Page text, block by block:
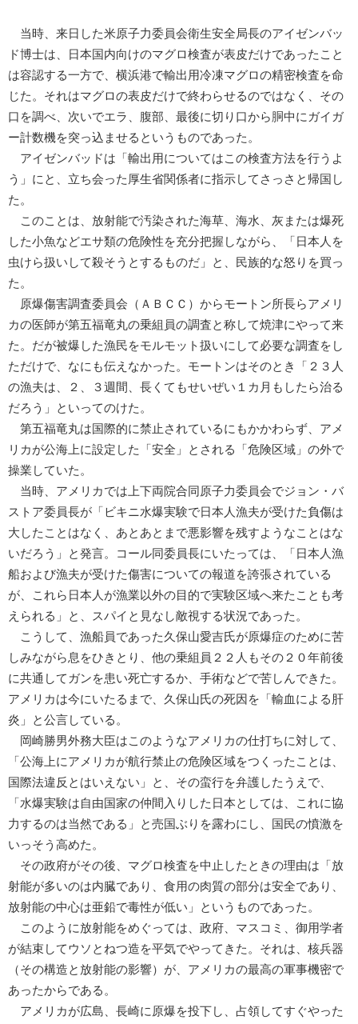
当時、来日した米原子力委員会衛生安全局長のアイゼンバッ
ド博士は、日本国内向けのマグロ検査が表皮だけであったこと
は容認する一方で、横浜港で輸出用冷凍マグロの精密検査を命
じた。それはマグロの表皮だけで終わらせるのではなく、その
口を調べ、次いでエラ、腹部、最後に切り口から胴中にガイガ
ー計数機を突っ込ませるというものであった。
アイゼンバッドは「輸出用についてはこの検査方法を行うよ
う」にと、立ち会った厚生省関係者に指示してさっさと帰国し
た。
このことは、放射能で汚染された海草、海水、灰または爆死
した小魚などエサ類の危険性を充分把握しながら、「日本人を
虫けら扱いして殺そうとするものだ」と、民族的な怒りを買っ
た。
原爆傷害調査委員会（ＡＢＣＣ）からモートン所長らアメリ
カの医師が第五福竜丸の乗組員の調査と称して焼津にやって来
た。だが被爆した漁民をモルモット扱いにして必要な調査をし
ただけで、なにも伝えなかった。モートンはそのとき「２３人
の漁夫は、２、３週間、長くてもせいぜい１カ月もしたら治る
だろう」といってのけた。
第五福竜丸は国際的に禁止されているにもかかわらず、アメ
リカが公海上に設定した「安全」とされる「危険区域」の外で
操業していた。
当時、アメリカでは上下両院合同原子力委員会でジョン・バ
ストア委員長が「ビキニ水爆実験で日本人漁夫が受けた負傷は
大したことはなく、あとあとまで悪影響を残すようなことはな
いだろう」と発言。コール同委員長にいたっては、「日本人漁
船および漁夫が受けた傷害についての報道を誇張されている
が、これら日本人が漁業以外の目的で実験区域へ来たことも考
えられる」と、スパイと見なし敵視する状況であった。
こうして、漁船員であった久保山愛吉氏が原爆症のために苦
しみながら息をひきとり、他の乗組員２２人もその２０年前後
に共通してガンを患い死亡するか、手術などで苦しんできた。
アメリカは今にいたるまで、久保山氏の死因を「輸血による肝
炎」と公言している。
岡崎勝男外務大臣はこのようなアメリカの仕打ちに対して、
「公海上にアメリカが航行禁止の危険区域をつくったことは、
国際法違反とはいえない」と、その蛮行を弁護したうえで、
「水爆実験は自由国家の仲間入りした日本としては、これに協
力するのは当然である」と売国ぶりを露わにし、国民の憤激を
いっそう高めた。
その政府がその後、マグロ検査を中止したときの理由は「放
射能が多いのは内臓であり、食用の肉質の部分は安全であり、
放射能の中心は亜鉛で毒性が低い」というものであった。
このように放射能をめぐっては、政府、マスコミ、御用学者
が結束してウソとねつ造を平気でやってきた。それは、核兵器
（その構造と放射能の影響）が、アメリカの最高の軍事機密で
あったからである。
アメリカが広島、長崎に原爆を投下し、占領してすぐやった